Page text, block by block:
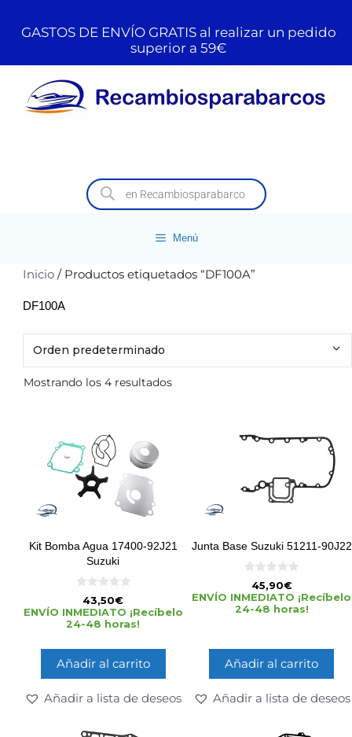
GASTOS DE ENVÍO GRATIS al realizar un pedido
superior a 59€
Menú
Inicio / Productos etiquetados “DF100A”
DF100A
Mostrando los 4 resultados
Kit Bomba Agua 17400-92J21
Suzuki
e
5
43,50€
ENVÍO INMEDIATO ¡Recíbelo
24-48 horas!
Añadir al carrito
Añadir a lista de deseos
Junta Base Suzuki 51211-90J22
e
5
45,90€
ENVÍO INMEDIATO ¡Recíbelo
24-48 horas!
Añadir al carrito
Añadir a lista de deseos